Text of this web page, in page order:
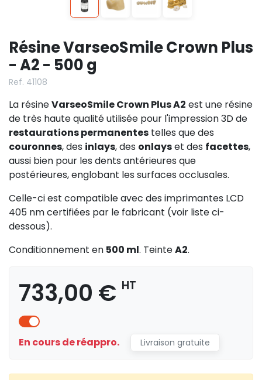
Résine VarseoSmile Crown Plus
- A2 - 500 g
Ref. 41108
La résineVarseoSmile Crown Plus A2 est une résine
de très haute qualité utilisée pour l'impression 3D de
restaurations permanentes telles que des
couronnes, des inlays, des onlayset des facettes,
aussi bien pour les dents antérieures que
postérieures, englobant les surfaces occlusales.
Celle-ci est compatible avec des imprimantes LCD
405 nm certifiées par le fabricant (voir liste ci-
dessous).
Conditionnement en 500 ml. TeinteA2.
733,00 € HT
En cours de réappro. Livraison gratuite